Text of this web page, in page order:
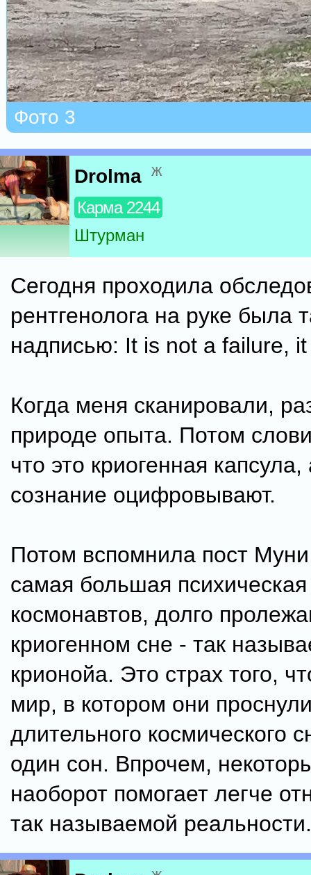
Фото 3
Drolma ж
Карма 2244
Штурман
Сегодня проходила
рентгенолога на руке была
надписью: It is not a failure,
Когда меня сканировали,
природе опыта. Потом
что это криогенная
сознание оцифровывают.
Потом вспомнила пост
самая большая
космонавтов, долго
криогенном сне - так
крионойа. Это страх того,
мир, в котором они
длительного космического
один сон. Впрочем,
наоборот помогает легче
так называемой реальности.